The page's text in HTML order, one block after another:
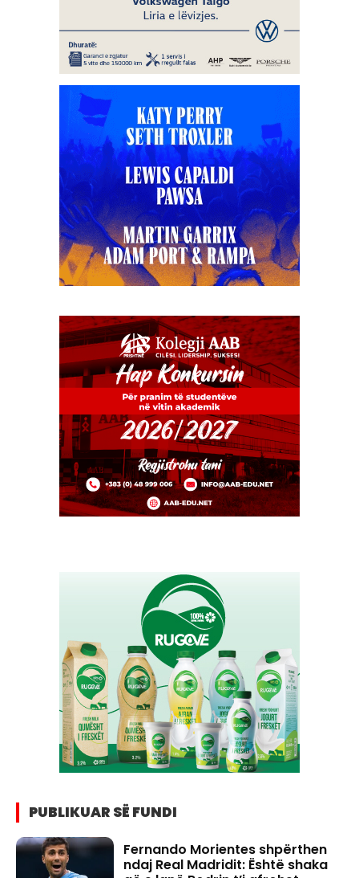
PUBLIKUAR SË FUNDI
Fernando Morientes shpërthen
ndaj Real Madridit: Është shaka